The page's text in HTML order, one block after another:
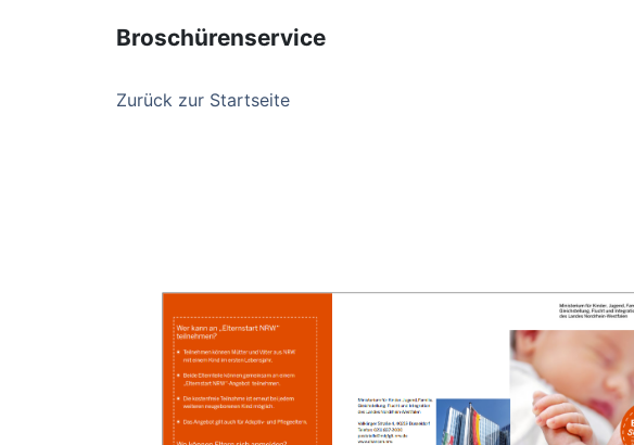
Broschürenservice
Zurück zur Startseite